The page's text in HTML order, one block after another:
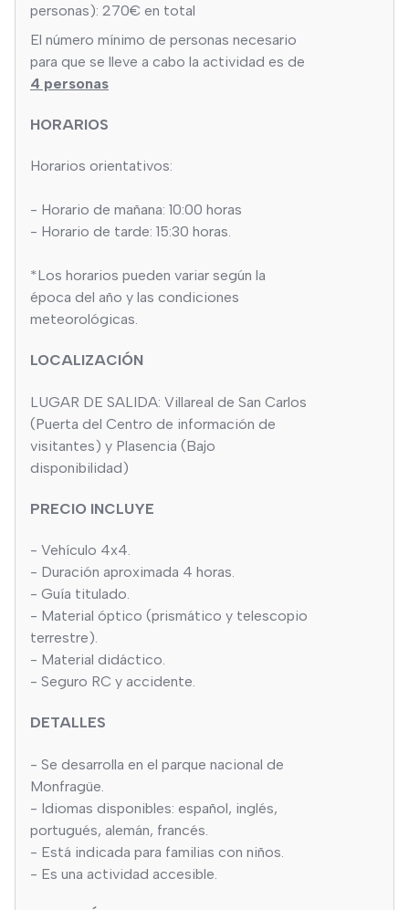
personas): 270€ en total
El número mínimo de personas necesario
para que se lleve a cabo la actividad es de
4 personas
HORARIOS
Horarios orientativos:
- Horario de mañana: 10:00 horas
- Horario de tarde: 15:30 horas.
*Los horarios pueden variar según la
época del año y las condiciones
meteorológicas.
LOCALIZACIÓN
LUGAR DE SALIDA: Villareal de San Carlos
(Puerta del Centro de información de
visitantes) y Plasencia (Bajo
disponibilidad)
PRECIO INCLUYE
- Vehículo 4x4.
- Duración aproximada 4 horas.
- Guía titulado.
- Material óptico (prismático y telescopio
terrestre).
- Material didáctico.
- Seguro RC y accidente.
DETALLES
- Se desarrolla en el parque nacional de
Monfragüe.
- Idiomas disponibles: español, inglés,
portugués, alemán, francés.
- Está indicada para familias con niños.
- Es una actividad accesible.